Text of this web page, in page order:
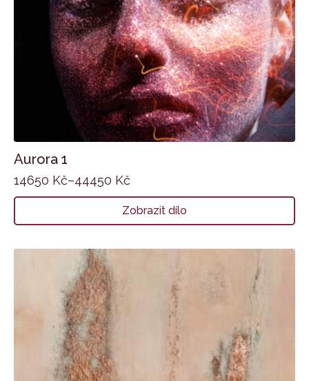
Aurora 1
14650 Kč–44450 Kč
Zobrazit dílo